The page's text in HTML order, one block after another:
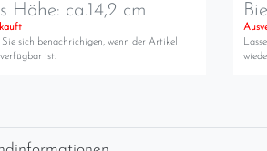
Höhe: ca.14,2 cm
Sie sich benachrichigen, wenn der Artikel
ist.